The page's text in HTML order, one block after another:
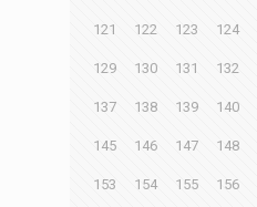
121 122 123 124
129 130 131 132
137 138 139 140
145 146 147 148
153 154 155 156